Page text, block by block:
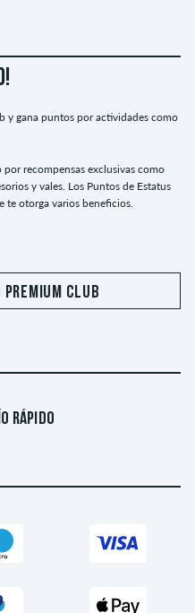
y gana puntos por actividades como
recompensas exclusivas como
y vales. Los Puntos de Estatus
te otorga varios beneficios.
PREMIUM CLUB
RÁPIDO